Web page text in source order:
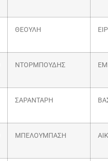
ΘΕΟΥΛΗ
ΝΤΟΡΜΠΟΥΔΗΣ
ΣΑΡΑΝΤΑΡΗ
ΜΠΕΛΟΥΜΠΑΣΗ